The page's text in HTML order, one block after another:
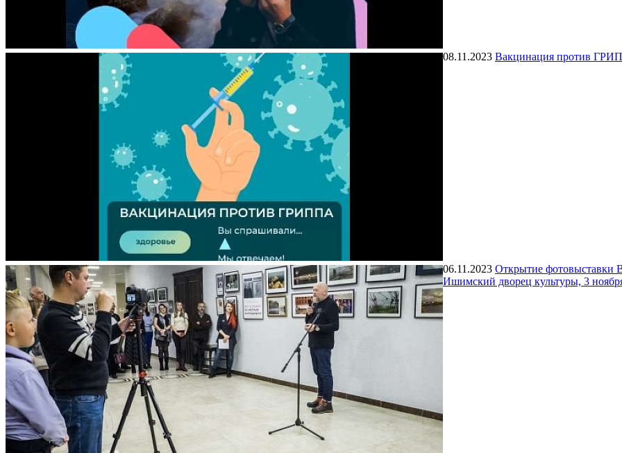
08.11.2023 Вакцинация против
06.11.2023 Открытие фотовыставки
Ишимский дворец культуры, 3